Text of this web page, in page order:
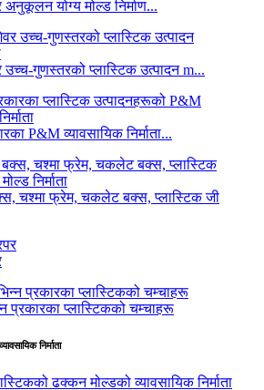
योग्य मोल्ड निर्माण...
गुणस्तरको प्लास्टिक उत्पादन m...
P&M व्यावसायिक निर्माता...
चश्मा फ्रेम, चकलेट बक्स, प्लास्टिक जी
प्रकारका प्लास्टिकको चम्चाहरू
निर्माता